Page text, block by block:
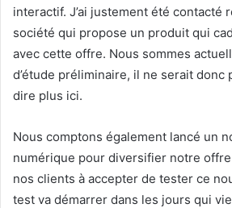
interactif. J’ai justement été contacté
société qui propose un produit qui
avec cette offre. Nous sommes
d’étude préliminaire, il ne serait donc
dire plus ici.
Nous comptons également lancé un
numérique pour diversifier notre offre
nos clients à accepter de tester ce
test va démarrer dans les jours qui